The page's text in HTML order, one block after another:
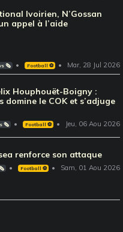
Ivoirien, N’Gossan
appel à l’aide
🗞️ Football ⚽️ Mar, 28 Jul 2026
Houphouët-Boigny :
domine le COK et s’adjuge
🗞️ Football ⚽️ Jeu, 06 Aou 2026
renforce son attaque
🗞️ Football ⚽️ Sam, 01 Aou 2026